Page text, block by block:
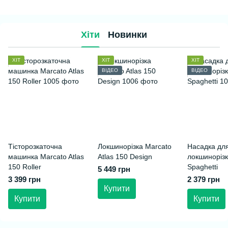
Хіти Новинки
ХІТ
Тісторозкаточна
машинка Marcato Atlas
150 Roller
3 399 грн
Купити
ХІТ
ВІДЕО
Локшинорізка Marcato
Atlas 150 Design
5 449 грн
Купити
ХІТ
ВІДЕО
Насадка
Spaghetti
2 379 грн
Купити